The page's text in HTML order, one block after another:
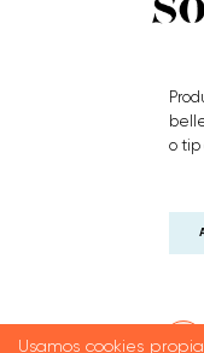
o tip
Usamos cookies